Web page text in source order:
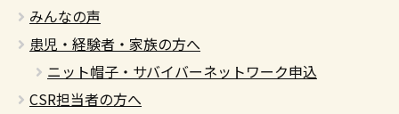
みんなの声
患児・経験者・家族の方へ
ニット帽子・サバイバーネットワーク申込
CSR担当者の方へ